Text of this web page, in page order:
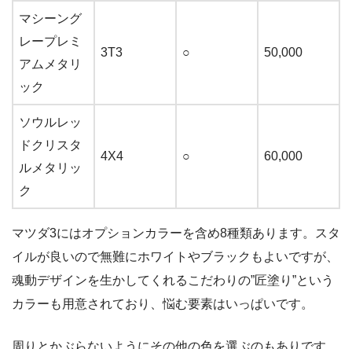
マシーング
レープレミ
アムメタリ
ック
3T3 ○ 50,000
ソウルレッ
ドクリスタ
ルメタリッ
ク
4X4 ○ 60,000
マツダ3にはオプションカラーを含め8種類あります。スタ
イルが良いので無難にホワイトやブラックもよいですが、
魂動デザインを生かしてくれるこだわりの”匠塗り”という
カラーも用意されており、悩む要素はいっぱいです。